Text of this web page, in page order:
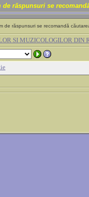
răspunsuri se
de răspunsuri se recomandă
SI MUZICOLOGILOR DIN